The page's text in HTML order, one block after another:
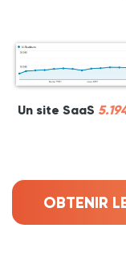
Un site SaaS
OBTENIR